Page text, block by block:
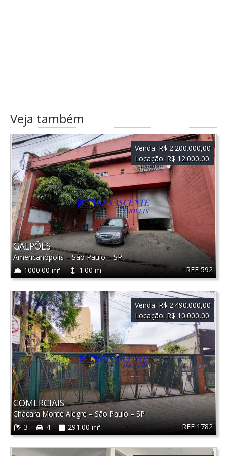
Veja também
REF 592
GALPÕES
Americanópolis–São Paulo–SP
1000.00 m²
1.00 m
Venda: R$ 2.200.000,00
Locação: R$ 12.000,00
REF 1782
COMERCIAIS
Chácara Monte Alegre–São Paulo–SP
3
4 291.00 m²
Venda: R$ 2.490.000,00
Locação: R$ 10.000,00